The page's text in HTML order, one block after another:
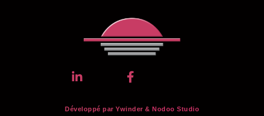
Développé par Ywinder & Nodoo Studio